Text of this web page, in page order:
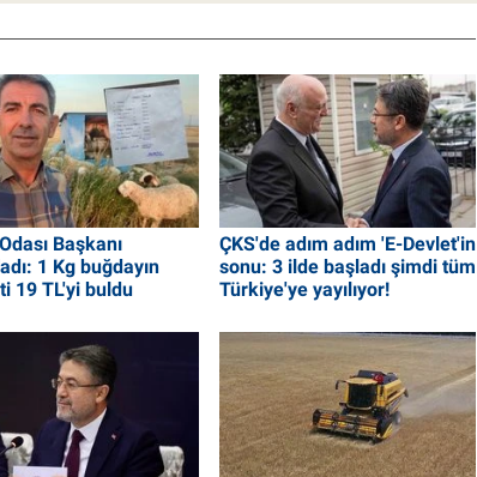
Başkanı
1 Kg buğdayın
19 TL'yi buldu
ÇKS'de adım adım 'E-Devlet'in
sonu: 3 ilde başladı şimdi tüm
Türkiye'ye yayılıyor!